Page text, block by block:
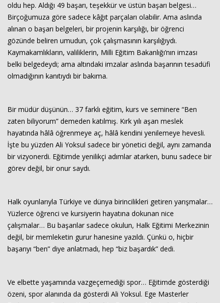
oldu hep. Aldığı 49 başarı, teşekkür ve üstün başarı belgesi…
Birçoğumuza göre sadece kâğıt parçaları olabilir. Ama aslında
alınan o başarı belgeleri, bir projenin karşılığı, bir öğrenci
gözünde beliren umudun, çok çalışmasının karşılığıydı.
Kaymakamlıkların, valiliklerin, Milli Eğitim Bakanlığı’nın imzası
belki belgedeydi; ama altındaki imzalar aslında başarının tesadüfi
olmadığının kanıtıydı bir bakıma.
Bir müdür düşünün… 37 farklı eğitim, kurs ve seminere “Ben
zaten biliyorum” demeden katılmış. Kırk yılı aşan meslek
hayatında hâlâ öğrenmeye aç, hâlâ kendini yenilemeye hevesli.
İşte bu yüzden Ali Yoksul sadece bir yönetici değil, aynı zamanda
bir vizyonerdi. Eğitimde yenilikçi adımlar atarken, bunu sadece bir
görev değil, bir onur saydı.
Halk oyunlarıyla Türkiye ve dünya birincilikleri getiren yarışmalar…
Yüzlerce öğrenci ve kursiyerin hayatına dokunan nice
çalışmalar… Bu başarılar sadece okulun, Halk Eğitimi Merkezinin
değil, bir memleketin gurur hanesine yazıldı. Çünkü o, hiçbir
başarıyı “ben” diye anlatmadı, hep “biz başardık” dedi.
Ve elbette yaşamında vazgeçemediği spor… Eğitimde gösterdiği
özeni, spor alanında da gösterdi Ali Yoksul. Ege Masterler